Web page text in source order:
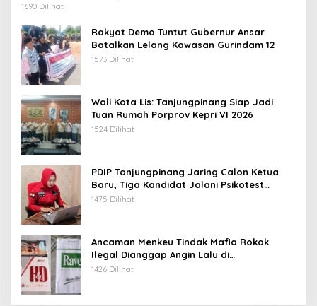
1690 Dilihat
Rakyat Demo Tuntut Gubernur Ansar
Batalkan Lelang Kawasan Gurindam 12
1573 Dilihat
Wali Kota Lis: Tanjungpinang Siap Jadi
Tuan Rumah Porprov Kepri VI 2026
1524 Dilihat
PDIP Tanjungpinang Jaring Calon Ketua
Baru, Tiga Kandidat Jalani Psikotest
Daring
1475 Dilihat
Ancaman Menkeu Tindak Mafia Rokok
Ilegal Dianggap Angin Lalu di
Tanjungpinang
1426 Dilihat